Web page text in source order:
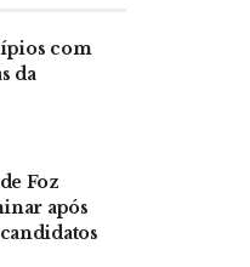
com
da
Foz
após